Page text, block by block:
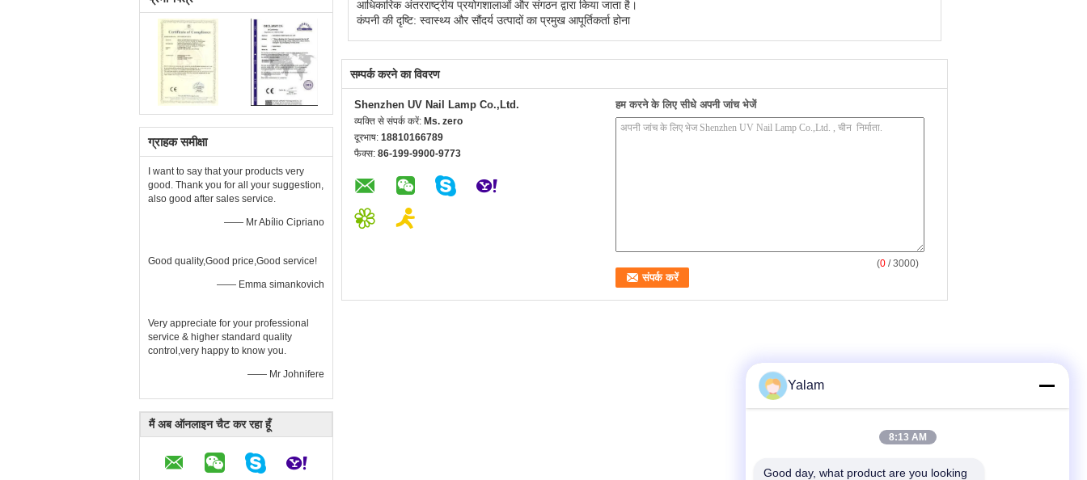
ग्राहक समीक्षा
I want to say that your products very
good. Thank you for all your suggestion,
also good after sales service.
—— Mr Abílio Cipriano
Good quality,Good price,Good service!
—— Emma simankovich
Very appreciate for your professional
service & higher standard quality
control,very happy to know you.
—— Mr Johnifere
मैं अब ऑनलाइन चैट कर रहा हूँ
आधिकारिक अंतरराष्ट्रीय प्रयोगशालाओं और संगठन द्वारा किया जाता है।
कंपनी की दृष्टि: स्वास्थ्य और सौंदर्य उत्पादों का प्रमुख आपूर्तिकर्ता होना
सम्पर्क करने का विवरण
Shenzhen UV Nail Lamp Co.,Ltd.
व्यक्ति से संपर्क करें: Ms. zero
दूरभाष: 18810166789
फैक्स: 86-199-9900-9773
हम करने के लिए सीधे अपनी जांच भेजें
(0 / 3000)
Yalam
8:13 AM
Good day, what product are you looking